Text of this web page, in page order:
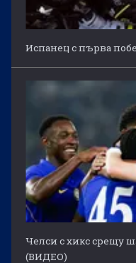
Испанец с първа
Челси с хикс срещу
(ВИДЕО)